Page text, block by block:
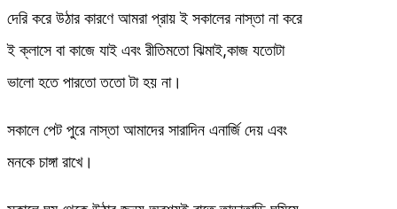
দেরি করে উঠার কারণে আমরা প্রায় ই সকালের নাস্তা না করে
ই ক্লাসে বা কাজে যাই এবং রীতিমতো ঝিমাই,কাজ যতোটা
ভালো হতে পারতো ততো টা হয় না।
সকালে পেট পুরে নাস্তা আমাদের সারাদিন এনার্জি দেয় এবং
মনকে চাঙ্গা রাখে।